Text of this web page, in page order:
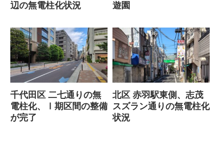
辺の無電柱化状況
遊園
千代田区 二七通りの無
電柱化、Ⅰ期区間の整備
が完了
北区 赤羽駅東側、志茂
スズラン通りの無電柱化
状況